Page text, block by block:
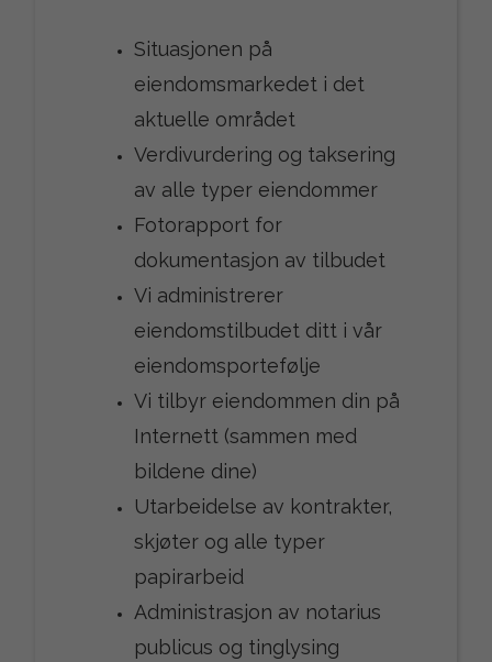
Situasjonen på
eiendomsmarkedet i det
aktuelle området
Verdivurdering og taksering
av alle typer eiendommer
Fotorapport for
dokumentasjon av tilbudet
Vi administrerer
eiendomstilbudet ditt i vår
eiendomsportefølje
Vi tilbyr eiendommen din på
Internett (sammen med
bildene dine)
Utarbeidelse av kontrakter,
skjøter og alle typer
papirarbeid
Administrasjon av notarius
publicus og tinglysing